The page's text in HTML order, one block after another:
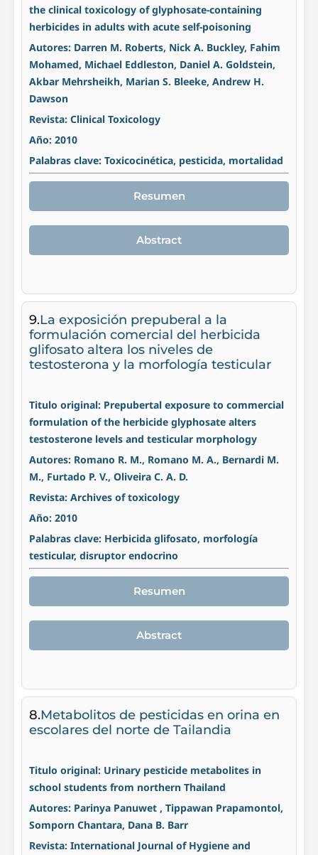
the clinical toxicology of glyphosate-containing
herbicides in adults with acute self-poisoning
Autores: Darren M. Roberts, Nick A. Buckley, Fahim
Mohamed, Michael Eddleston, Daniel A. Goldstein,
Akbar Mehrsheikh, Marian S. Bleeke, Andrew H.
Dawson
Revista: Clinical Toxicology
Año: 2010
Palabras clave: Toxicocinética, pesticida, mortalidad
Resumen
Abstract
9.La exposición prepuberal a la
formulación comercial del herbicida
glifosato altera los niveles de
testosterona y la morfología testicular
Titulo original: Prepubertal exposure to commercial
formulation of the herbicide glyphosate alters
testosterone levels and testicular morphology
Autores: Romano R. M., Romano M. A., Bernardi M.
M., Furtado P. V., Oliveira C. A. D.
Revista: Archives of toxicology
Año: 2010
Palabras clave: Herbicida glifosato, morfología
testicular, disruptor endocrino
Resumen
Abstract
8.Metabolitos de pesticidas en orina en
escolares del norte de Tailandia
Titulo original: Urinary pesticide metabolites in
school students from northern Thailand
Autores: Parinya Panuwet , Tippawan Prapamontol,
Somporn Chantara, Dana B. Barr
Revista: International Journal of Hygiene and